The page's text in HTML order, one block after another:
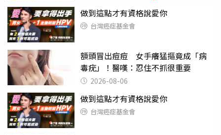
做到這點才有資格說愛你
台灣癌症基金會
額頭冒出痘痘 女手癢猛摳竟成「病
毒疣」！醫嘆：忍住不抓很重要
2026-08-06
做到這點才有資格說愛你
台灣癌症基金會